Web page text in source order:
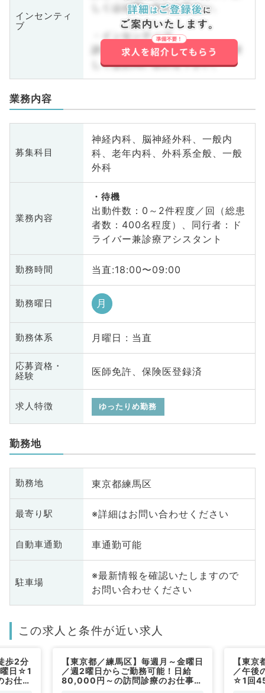
インセンティ
ブ
しくはお問い合わせ下さい。
・インセンティブ
詳しくはお問い合わせ下さい。詳
しくはお問い合わせ下さい。
業務内容
募集科目
神経内科、脳神経外科、一般内
科、老年内科、外科系全般、一般
外科
業務内容
待機
出動件数：0～2件程度／回（総患
者数：400名程度）、同行者：ド
ライバー兼診療アシスタント
勤務時間 当直:18:00〜09:00
勤務曜日 月
勤務体系 月曜日 : 当直
応募資格・
経験
医師免許、保険医登録済
求人特徴 ゆったりめ勤務
勤務地
勤務地 東京都練馬区
最寄り駅 ※詳細はお問い合わせください
自動車通勤 車通勤可能
駐車場
※最新情報を確認いたしますので
お問い合わせください
この求人と条件が近い求人
歩2分
日☆1
仕事
【東京都／練馬区】毎週月～金曜日
／週2曜日からご勤務可能！日給
80,000円～の訪問診療のお仕事で
【東
／午後
☆1回